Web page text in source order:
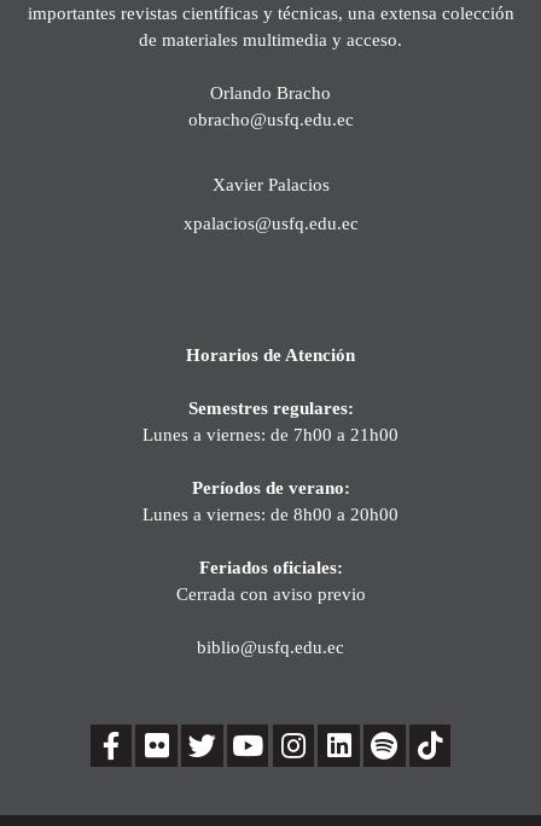
importantes revistas científicas y técnicas, una extensa colección
de materiales multimedia y acceso.
Orlando Bracho
obracho@usfq.edu.ec
Xavier Palacios
xpalacios@usfq.edu.ec
Horarios de Atención
Semestres regulares:
Lunes a viernes: de 7h00 a 21h00
Períodos de verano:
Lunes a viernes: de 8h00 a 20h00
Feriados oficiales:
Cerrada con aviso previo
biblio@usfq.edu.ec